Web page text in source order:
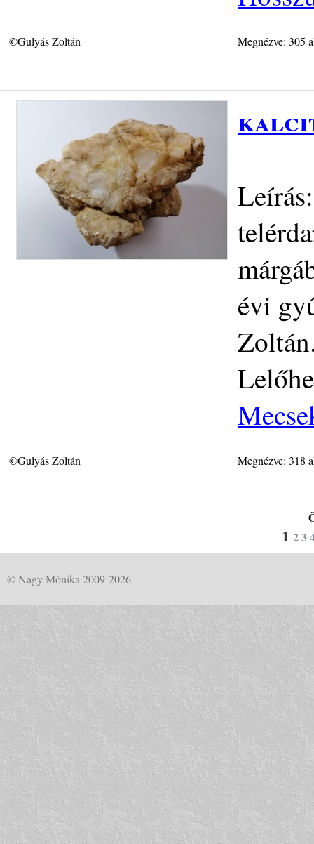
©Gulyás Zoltán Megnézve: 305
évi
©Gulyás Zoltán Megnézve: 318
1 23
© Nagy Mónika 2009-2026